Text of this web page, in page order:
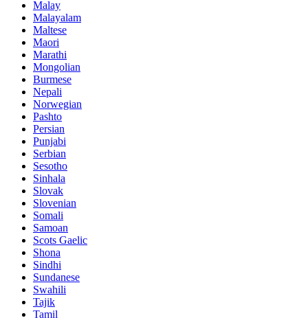
Malay
Malayalam
Maltese
Maori
Marathi
Mongolian
Burmese
Nepali
Norwegian
Pashto
Persian
Punjabi
Serbian
Sesotho
Sinhala
Slovak
Slovenian
Somali
Samoan
Scots Gaelic
Shona
Sindhi
Sundanese
Swahili
Tajik
Tamil